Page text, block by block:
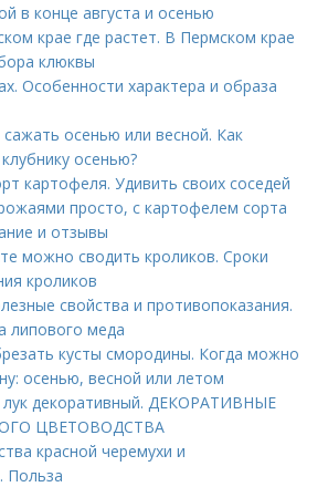
в конце августа и осенью
крае где растет. В Пермском крае
клюквы
Особенности характера и образа
сажать осенью или весной. Как
осенью?
картофеля. Удивить своих соседей
просто, с картофелем сорта
и отзывы
можно сводить кроликов. Сроки
кроликов
свойства и противопоказания.
липового меда
кусты смородины. Когда можно
осенью, весной или летом
декоративный. ДЕКОРАТИВНЫЕ
ЦВЕТОВОДСТВА
красной черемухи и
Польза